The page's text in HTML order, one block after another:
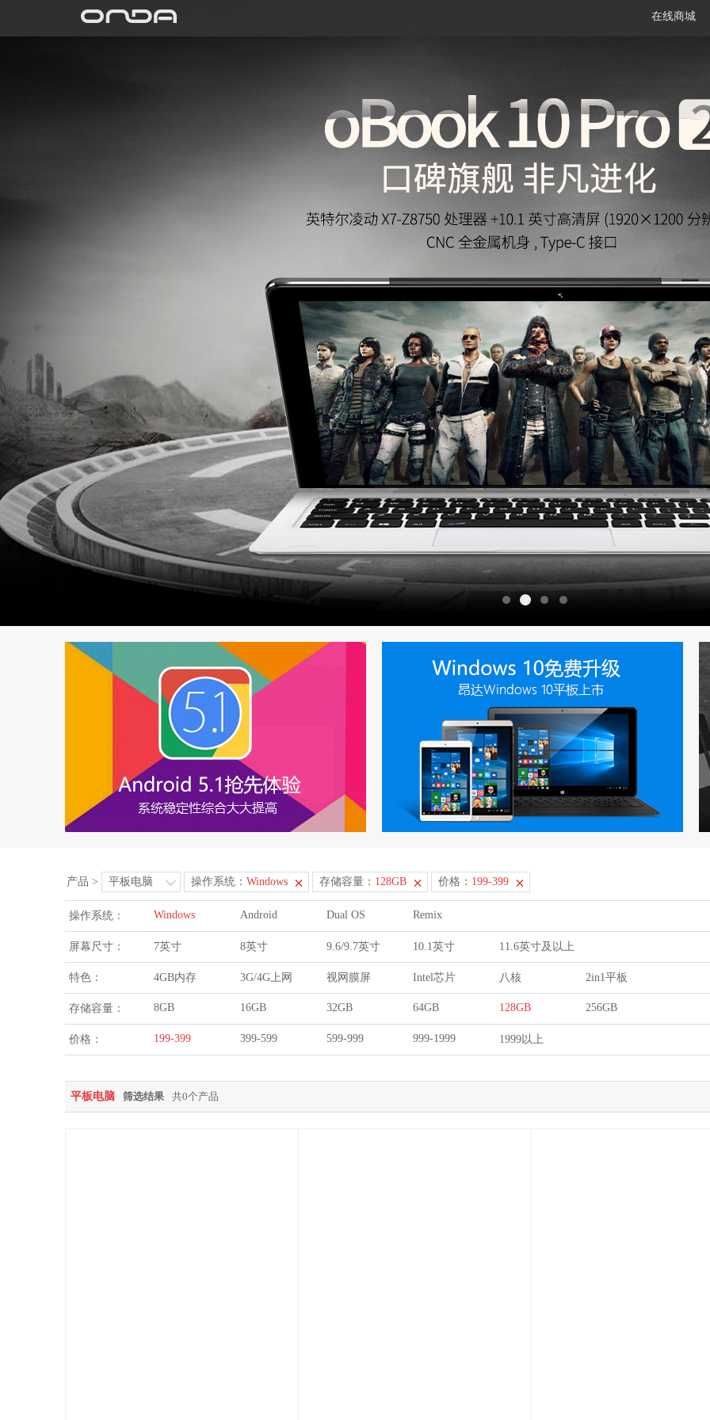
在线商城
笔记本 平板电脑 一体机
产品 > 平板电脑 操作系统： Windows 存储容量： 128GB 价格： 199-399
操作系统： Windows Android Dual OS Remix
屏幕尺寸： 7英寸 8英寸 9.6/9.7英寸 10.1英寸 11.6英寸及以上
特色： 4GB内存 3G/4G上网 视网膜屏 Intel芯片 八核 2in1平板
存储容量： 8GB 16GB 32GB 64GB 128GB 256GB
价格： 199-399 399-599 599-999 999-1999 1999以上
平板电脑 筛选结果 共0个产品